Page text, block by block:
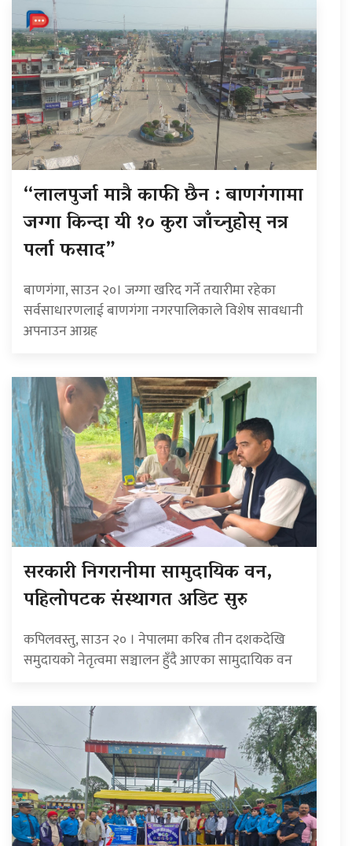
“लालपुर्जा मात्रै काफी छैन : बाणगंगामा
जग्गा किन्दा यी १० कुरा जाँच्नुहोस् नत्र
पर्ला फसाद”
बाणगंगा, साउन २०। जग्गा खरिद गर्ने तयारीमा रहेका
सर्वसाधारणलाई बाणगंगा नगरपालिकाले विशेष सावधानी
अपनाउन आग्रह
सरकारी निगरानीमा सामुदायिक वन,
पहिलोपटक संस्थागत अडिट सुरु
कपिलवस्तु, साउन २० । नेपालमा करिब तीन दशकदेखि
समुदायको नेतृत्वमा सञ्चालन हुँदै आएका सामुदायिक वन